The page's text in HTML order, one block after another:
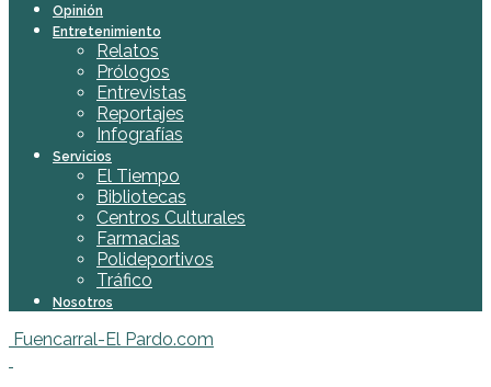
Opinión
Entretenimiento
Relatos
Prólogos
Entrevistas
Reportajes
Infografías
Servicios
El Tiempo
Bibliotecas
Centros Culturales
Farmacias
Polideportivos
Tráfico
Nosotros
Fuencarral-El Pardo.com